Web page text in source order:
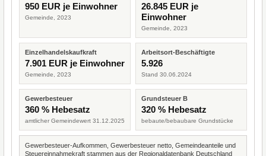
950 EUR je Einwohner
Gemeinde, 2023
26.845 EUR je
Einwohner
Gemeinde, 2023
Einzelhandelskaufkraft
7.901 EUR je Einwohner
Gemeinde, 2023
Arbeitsort-Beschäftigte
5.926
Stand 30.06.2024
Gewerbesteuer
360 % Hebesatz
amtlicher Gemeindewert 31.12.2025
Grundsteuer B
320 % Hebesatz
bebaute/bebaubare Grundstücke
Gewerbesteuer-Aufkommen, Gewerbesteuer netto, Gemeindeanteile und
Steuereinnahmekraft stammen aus der Regionaldatenbank Deutschland